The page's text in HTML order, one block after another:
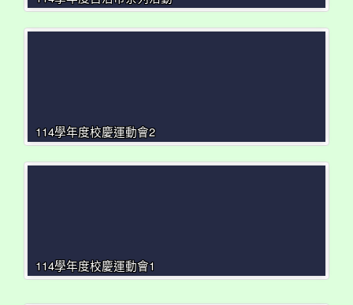
114學年度校慶運動會2
114學年度校慶運動會1